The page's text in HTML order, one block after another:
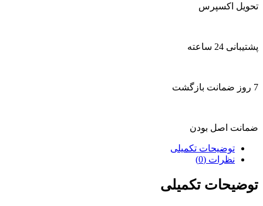
تحویل اکسپرس
پشتیبانی 24 ساعته
7 روز ضمانت بازگشت
ضمانت اصل بودن
توضیحات تکمیلی
نظرات (0)
توضیحات تکمیلی